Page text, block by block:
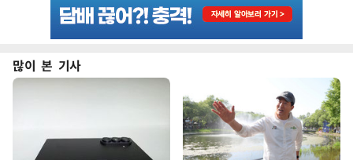
많이 본 기사